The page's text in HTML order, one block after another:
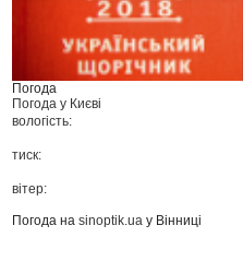
Погода
Погода у Києві
вологість:
тиск:
вітер:
Погода наsinoptik.ua у Вінниці